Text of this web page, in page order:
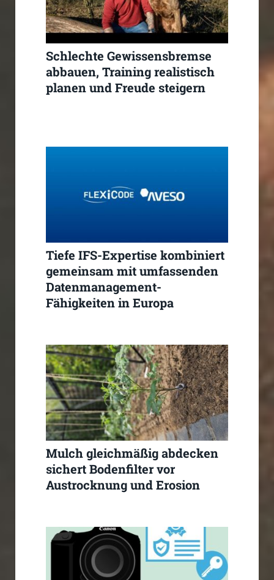
Schlechte Gewissensbremse
abbauen, Training realistisch
planen und Freude steigern
Tiefe IFS-Expertise kombiniert
gemeinsam mit umfassenden
Datenmanagement-
Fähigkeiten in Europa
Mulch gleichmäßig abdecken
sichert Bodenfilter vor
Austrocknung und Erosion